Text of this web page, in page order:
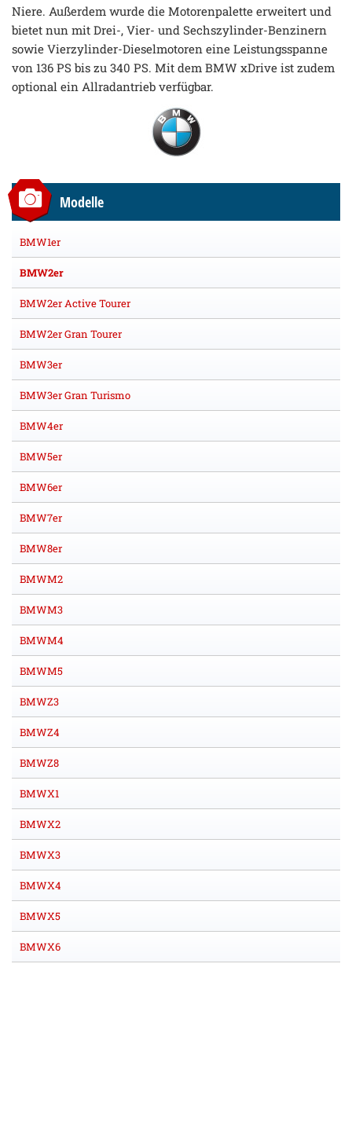
Niere. Außerdem wurde die Motorenpalette erweitert und
bietet nun mit Drei-, Vier- und Sechszylinder-Benzinern
sowie Vierzylinder-Dieselmotoren eine Leistungsspanne
von 136 PS bis zu 340 PS. Mit dem BMW xDrive ist zudem
optional ein Allradantrieb verfügbar.
Modelle
BMW1er
BMW2er
BMW2er Active Tourer
BMW2er Gran Tourer
BMW3er
BMW3er Gran Turismo
BMW4er
BMW5er
BMW6er
BMW7er
BMW8er
BMWM2
BMWM3
BMWM4
BMWM5
BMWZ3
BMWZ4
BMWZ8
BMWX1
BMWX2
BMWX3
BMWX4
BMWX5
BMWX6